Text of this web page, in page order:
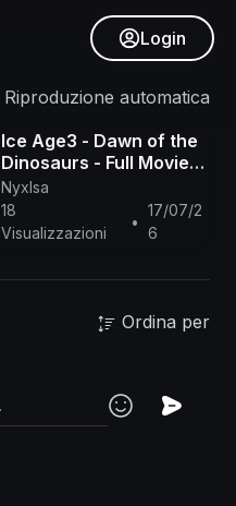
Login
Riproduzione automatica
Ice Age3 - Dawn of the
Dinosaurs - Full Movie
ENG
NyxIsa
18
Visualizzazioni
•
17/07/2
6
Ordina per